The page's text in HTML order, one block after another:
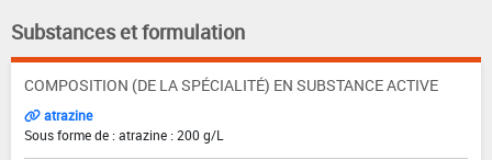
Substances et formulation
COMPOSITION (DE LA SPÉCIALITÉ) EN SUBSTANCE ACTIVE
atrazine
Sous forme de : atrazine : 200 g/L